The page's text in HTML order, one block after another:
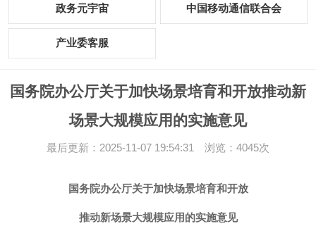
政务元宇宙 中国移动通信联合会
产业委客服
国务院办公厅关于加快场景培育和开放推动新
场景大规模应用的实施意见
最后更新：2025-11-07 19:54:31 浏览：4045次
国务院办公厅关于加快场景培育和开放
推动新场景大规模应用的实施意见